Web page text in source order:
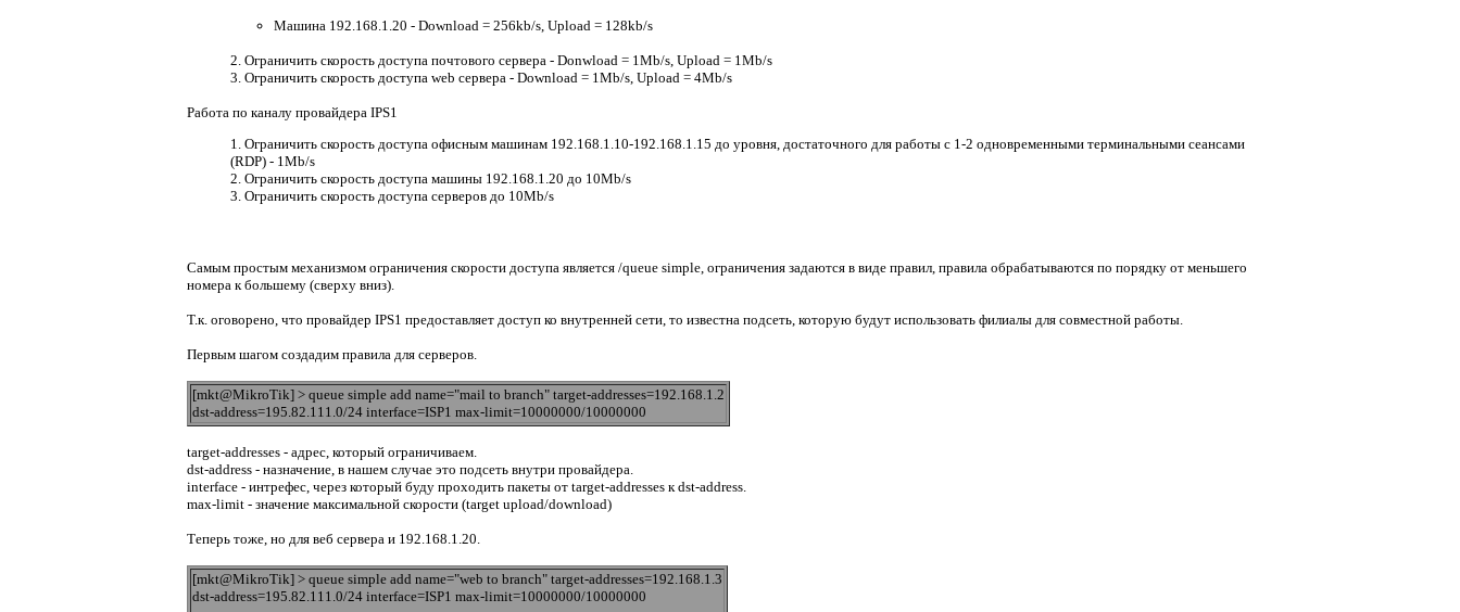
Машина 192.168.1.20 - Download = 256kb/s, Upload = 128kb/s
2. Ограничить скорость доступа почтового сервера - Donwload = 1Mb/s, Upload = 1Mb/s
3. Ограничить скорость доступа web сервера - Download = 1Mb/s, Upload = 4Mb/s
Работа по каналу провайдера IPS1
1. Ограничить скорость доступа офисным машинам 192.168.1.10-192.168.1.15 до уровня, достаточного для работы с 1-2 одновременными терминальными сеансами
(RDP) - 1Mb/s
2. Ограничить скорость доступа машины 192.168.1.20 до 10Mb/s
3. Ограничить скорость доступа серверов до 10Mb/s
Самым простым механизмом ограничения скорости доступа является /queue simple, ограничения задаются в виде правил, правила обрабатываются по порядку от меньшего
номера к большему (сверху вниз).
Т.к. оговорено, что провайдер IPS1 предоставляет доступ ко внутренней сети, то известна подсеть, которую будут использовать филиалы для совместной работы.
Первым шагом создадим правила для серверов.
[mkt@MikroTik] > queue simple add name="mail to branch" target-addresses=192.168.1.2
dst-address=195.82.111.0/24 interface=ISP1 max-limit=10000000/10000000
target-addresses - адрес, который ограничиваем.
dst-address - назначение, в нашем случае это подсеть внутри провайдера.
interface - интрефес, через который буду проходить пакеты от target-addresses к dst-address.
max-limit - значение максимальной скорости (target upload/download)
Теперь тоже, но для веб сервера и 192.168.1.20.
[mkt@MikroTik] > queue simple add name="web to branch" target-addresses=192.168.1.3
dst-address=195.82.111.0/24 interface=ISP1 max-limit=10000000/10000000